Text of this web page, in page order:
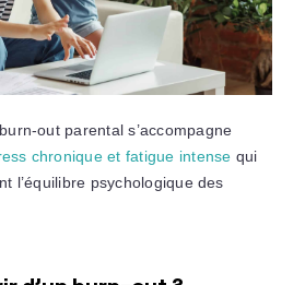
out parental s’accompagne
chronique et fatigue intense qui
l’équilibre psychologique des